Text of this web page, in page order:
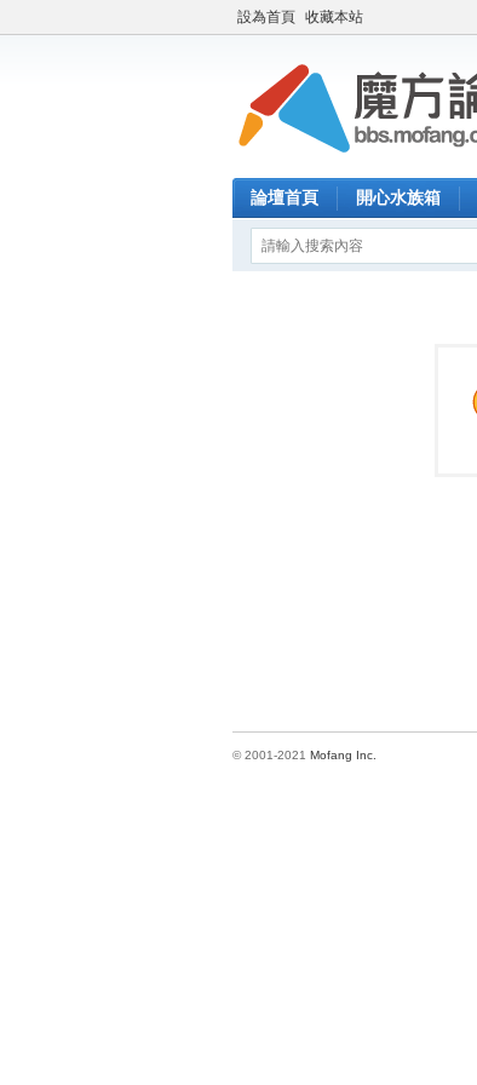
設為首頁 收藏本站
論壇首頁 開心水族箱
© 2001-2021 Mofang Inc.